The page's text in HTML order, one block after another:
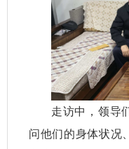
走访中，领导
问他们的身体状况